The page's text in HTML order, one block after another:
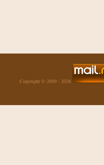
Copyright © 2009 - 2026